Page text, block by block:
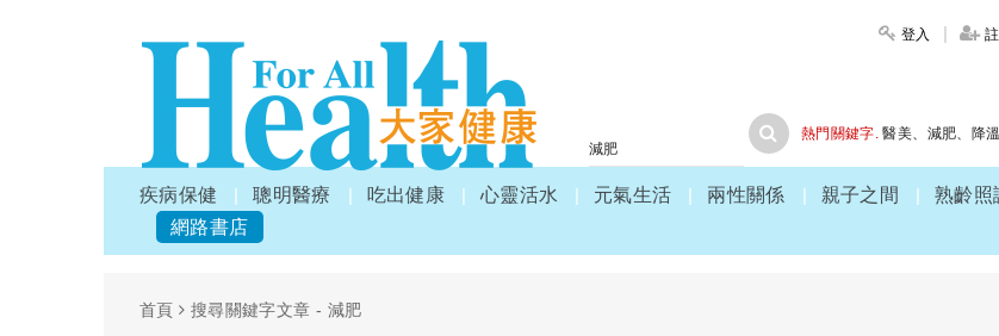
登入
熱門關鍵字. 醫美、 減肥、 降溫
疾病保健 聰明醫療 吃出健康 心靈活水 元氣生活 兩性關係 親子之間 熟齡照
網路書店
首頁 搜尋關鍵字文章 - 減肥